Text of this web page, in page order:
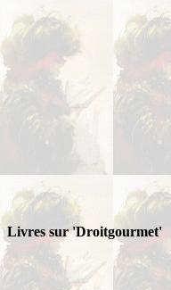
Livres sur 'Droitgourmet'